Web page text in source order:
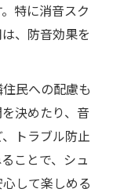
特に消音スク
、防音効果を
民への配慮も
決めたり、音
トラブル防止
ことで、シュ
して楽しめる